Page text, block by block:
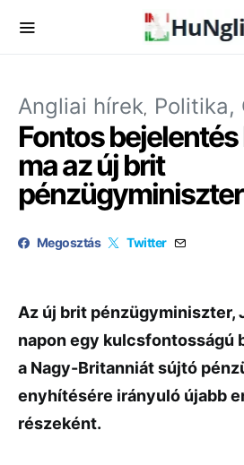
Angliai hírek Politika,
Fontos
ma az új brit
Megosztás Twitter
Az új brit pénzügyminiszter,
napon egy kulcsfontosságú
a Nagy-Britanniát sújtó
enyhítésére irányuló újabb
részeként.